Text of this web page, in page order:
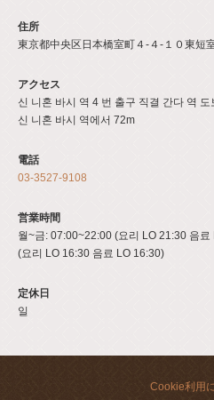
住所
東京都中央区日本橋室町４-４-１０東短
アクセス
신 니혼 바시 역 4 번 출구 직결 간다 역
신 니혼 바시 역에서 72m
電話
03-3527-9108
営業時間
월~금: 07:00~22:00 (요리 LO 21:30 음
(요리 LO 16:30 음료 LO 16:30)
定休日
일
Cookie利用